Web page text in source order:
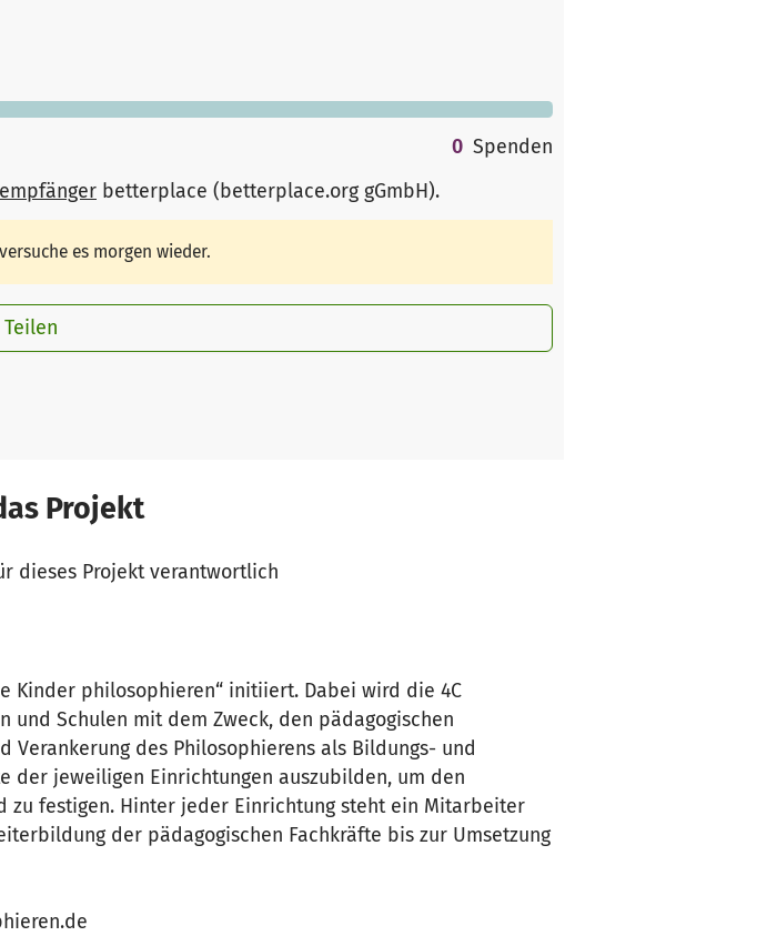
0 Spenden
betterplace (betterplace.org gGmbH).
es morgen wieder.
Teilen
Projekt
dieses Projekt verantwortlich
Kinder philosophieren“ initiiert. Dabei wird die 4C
und Schulen mit dem Zweck, den pädagogischen
des Philosophierens als Bildungs- und
der jeweiligen Einrichtungen auszubilden, um den
zu festigen. Hinter jeder Einrichtung steht ein Mitarbeiter
der pädagogischen Fachkräfte bis zur Umsetzung